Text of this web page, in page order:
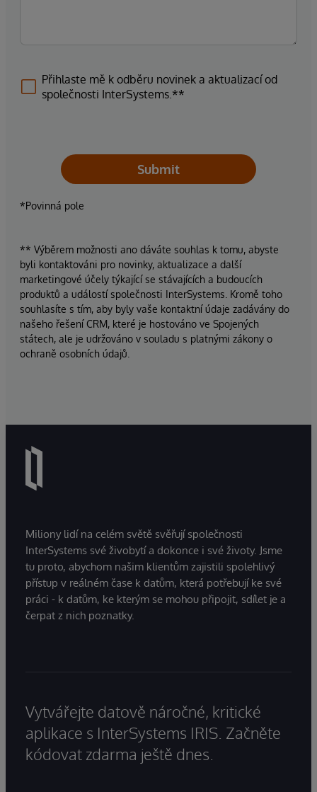
Přihlaste mě k odběru novinek a aktualizací od
společnosti InterSystems.**
Submit
*Povinná pole
** Výběrem možnosti ano dáváte souhlas k tomu, abyste
byli kontaktováni pro novinky, aktualizace a další
marketingové účely týkající se stávajících a budoucích
produktů a událostí společnosti InterSystems. Kromě toho
souhlasíte s tím, aby byly vaše kontaktní údaje zadávány do
našeho řešení CRM, které je hostováno ve Spojených
státech, ale je udržováno v souladu s platnými zákony o
ochraně osobních údajů.
Miliony lidí na celém světě svěřují společnosti
InterSystems své živobytí a dokonce i své životy. Jsme
tu proto, abychom našim klientům zajistili spolehlivý
přístup v reálném čase k datům, která potřebují ke své
práci - k datům, ke kterým se mohou připojit, sdílet je a
čerpat z nich poznatky.
Vytvářejte datově náročné, kritické
aplikace s InterSystems IRIS. Začněte
kódovat zdarma ještě dnes.